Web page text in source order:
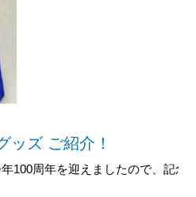
ッズ ご紹介！
100周年を迎えましたので、記